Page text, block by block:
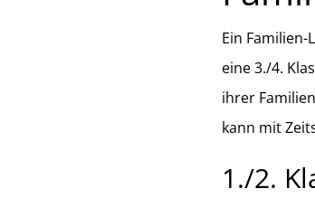
Ein
eine 3./4.
ihrer
kann mit
1./2.